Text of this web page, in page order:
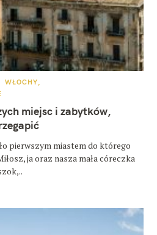
WŁOCHY
miejsc i zabytków,
pierwszym miastem do którego
ja oraz nasza mała córeczka